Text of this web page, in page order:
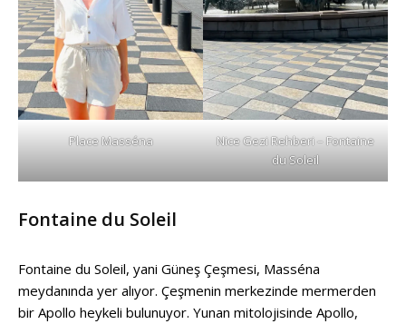
Place Masséna
Nice Gezi Rehberi – Fontaine
du Soleil
Fontaine du Soleil
Fontaine du Soleil, yani Güneş Çeşmesi, Masséna
meydanında yer alıyor. Çeşmenin merkezinde mermerden
bir Apollo heykeli bulunuyor. Yunan mitolojisinde Apollo,